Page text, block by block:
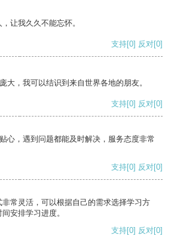
让我久久不能忘怀。
支持[0] 反对[0]
大，我可以结识到来自世界各地的朋友。
支持[0] 反对[0]
心，遇到问题都能及时解决，服务态度非常
支持[0] 反对[0]
常灵活，可以根据自己的需求选择学习方
安排学习进度。
支持[0] 反对[0]